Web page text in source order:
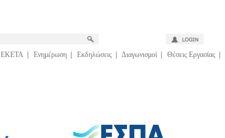
ΕΚΕΤΑ| Ενημέρωση| Εκδηλώσεις| Διαγωνισμοί| Θέσεις Εργασίας|